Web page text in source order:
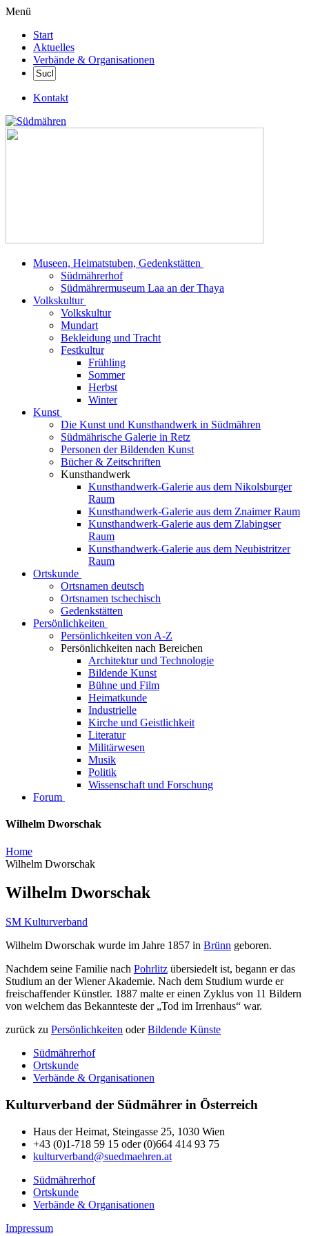
Menü
Start
Aktuelles
Verbände & Organisationen
Kontakt
Museen, Heimatstuben, Gedenkstätten
Südmährerhof
Südmährermuseum Laa an der Thaya
Volkskultur
Volkskultur
Mundart
Bekleidung und Tracht
Festkultur
Frühling
Sommer
Herbst
Winter
Kunst
Die Kunst und Kunsthandwerk in Südmähren
Südmährische Galerie in Retz
Personen der Bildenden Kunst
Bücher & Zeitschriften
Kunsthandwerk
Kunsthandwerk-Galerie aus dem Nikolsburger
Raum
Kunsthandwerk-Galerie aus dem Znaimer Raum
Kunsthandwerk-Galerie aus dem Zlabingser
Raum
Kunsthandwerk-Galerie aus dem Neubistritzer
Raum
Ortskunde
Ortsnamen deutsch
Ortsnamen tschechisch
Gedenkstätten
Persönlichkeiten
Persönlichkeiten von A-Z
Persönlichkeiten nach Bereichen
Architektur und Technologie
Bildende Kunst
Bühne und Film
Heimatkunde
Industrielle
Kirche und Geistlichkeit
Literatur
Militärwesen
Musik
Politik
Wissenschaft und Forschung
Forum
Wilhelm Dworschak
Home
Wilhelm Dworschak
Wilhelm Dworschak
SM Kulturverband
Wilhelm Dworschak wurde im Jahre 1857 in Brünn geboren.
Nachdem seine Familie nach Pohrlitz übersiedelt ist, begann er das
Studium an der Wiener Akademie. Nach dem Studium wurde er
freischaffender Künstler. 1887 malte er einen Zyklus von 11 Bildern
von welchem das Bekannteste der „Tod im Irrenhaus“ war.
zurück zu Persönlichkeiten oderBildende Künste
Südmährerhof
Ortskunde
Verbände & Organisationen
Kulturverband der Südmährer in Österreich
Haus der Heimat, Steingasse 25, 1030 Wien
+43 (0)1-718 59 15 oder (0)664 414 93 75
kulturverband@suedmaehren.at
Südmährerhof
Ortskunde
Verbände & Organisationen
Impressum